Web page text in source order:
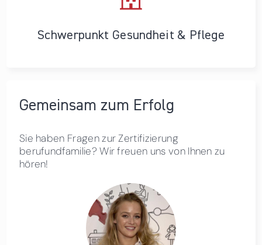
Schwerpunkt Gesundheit & Pflege
Gemeinsam zum Erfolg
Sie haben Fragen zur Zertifizierung
berufundfamilie? Wir freuen uns von Ihnen zu
hören!